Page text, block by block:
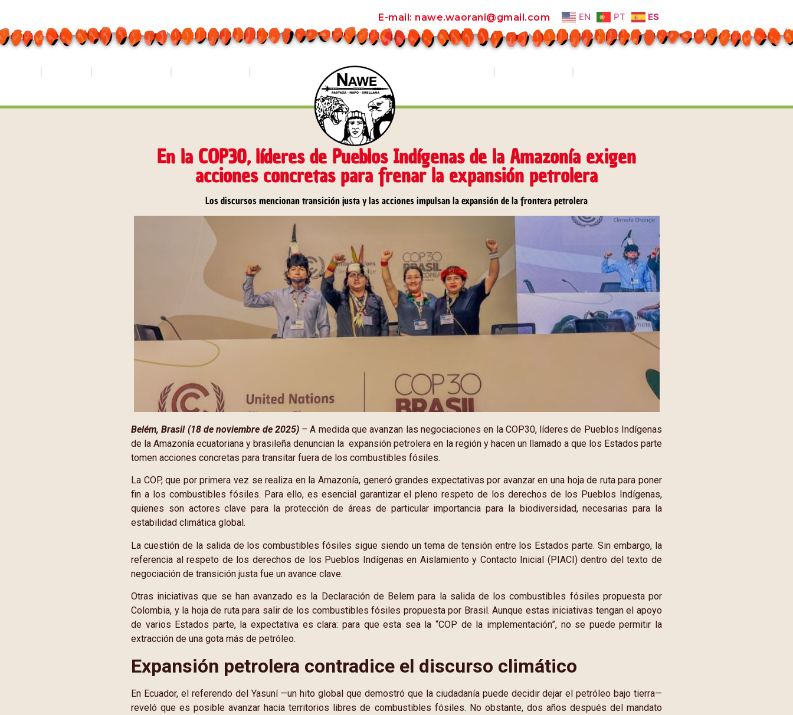
E-mail: nawe.waorani@gmail.com EN PT ES
En la COP30, líderes de Pueblos Indígenas de la Amazonía exigen
acciones concretas para frenar la expansión petrolera
Los discursos mencionan transición justa y las acciones impulsan la expansión de la frontera petrolera
Belém, Brasil (18 de noviembre de 2025) –A medida que avanzan las negociaciones en la COP30, líderes de Pueblos Indígenas
de la Amazonía ecuatoriana y brasileña denuncian la expansión petrolera en la región y hacen un llamado a que los Estados parte
tomen acciones concretas para transitar fuera de los combustibles fósiles.
La COP, que por primera vez se realiza en la Amazonía, generó grandes expectativas por avanzar en una hoja de ruta para poner
fin a los combustibles fósiles. Para ello, es esencial garantizar el pleno respeto de los derechos de los Pueblos Indígenas,
quienes son actores clave para la protección de áreas de particular importancia para la biodiversidad, necesarias para la
estabilidad climática global.
La cuestión de la salida de los combustibles fósiles sigue siendo un tema de tensión entre los Estados parte. Sin embargo, la
referencia al respeto de los derechos de los Pueblos Indígenas en Aislamiento y Contacto Inicial (PIACI) dentro del texto de
negociación de transición justa fue un avance clave.
Otras iniciativas que se han avanzado es la Declaración de Belem para la salida de los combustibles fósiles propuesta por
Colombia, y la hoja de ruta para salir de los combustibles fósiles propuesta por Brasil. Aunque estas iniciativas tengan el apoyo
de varios Estados parte, la expectativa es clara: para que esta sea la “COP de la implementación”, no se puede permitir la
extracción de una gota más de petróleo.
Expansión petrolera contradice el discurso climático
En Ecuador, el referendo del Yasuní —un hito global que demostró que la ciudadanía puede decidir dejar el petróleo bajo tierra—
reveló que es posible avanzar hacia territorios libres de combustibles fósiles. No obstante, dos años después del mandato